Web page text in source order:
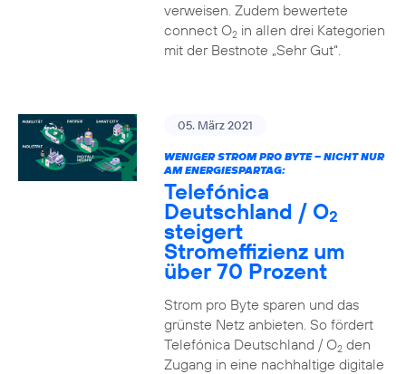
verweisen. Zudem bewertete
connect O2in allen drei Kategorien
mit der Bestnote „Sehr Gut“.
05. März 2021
WENIGER STROM PRO BYTE – NICHT NUR
AM ENERGIESPARTAG:
Telefónica
Deutschland / O2
steigert
Stromeffizienz um
über 70 Prozent
Strom pro Byte sparen und das
grünste Netz anbieten. So fördert
Telefónica Deutschland / O2den
Zugang in eine nachhaltige digitale